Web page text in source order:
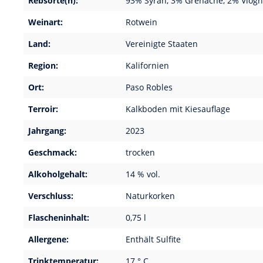
Weinart:
Rotwein
Land:
Vereinigte Staaten
Region:
Kalifornien
Ort:
Paso Robles
Terroir:
Kalkboden mit Kiesauflage
Jahrgang:
2023
Geschmack:
trocken
Alkoholgehalt:
14 % vol.
Verschluss:
Naturkorken
Flascheninhalt:
0,75 l
Allergene:
Enthält Sulfite